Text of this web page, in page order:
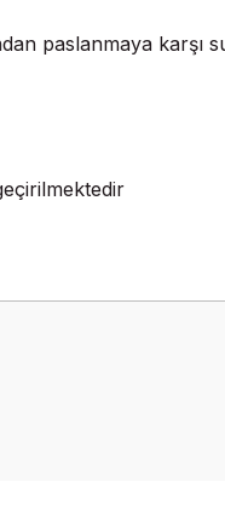
paslanmaya karşı